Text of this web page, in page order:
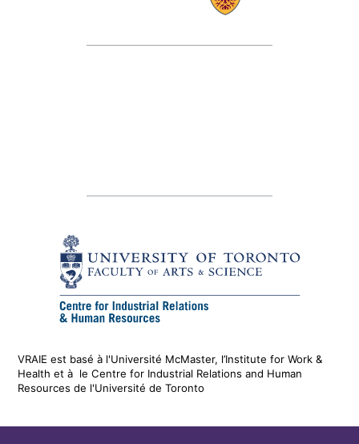
VRAIE est basé à l'Université McMaster, l’Institute for Work &
Healthetà leCentre for Industrial Relations and Human
Resources de l'Université de Toronto